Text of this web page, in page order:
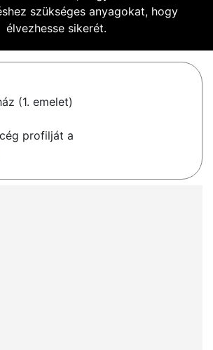
szükséges anyagokat, hogy
élvezhesse sikerét.
(1. emelet)
profilját a